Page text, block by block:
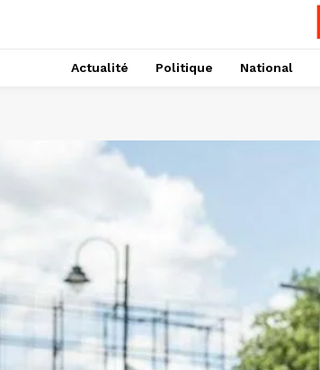
Actualité Politique National